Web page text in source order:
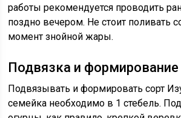
работы рекомендуется проводить
поздно вечером. Не стоит поливать
момент знойной жары.
Подвязка и формирование
Подвязывать и формировать сорт
семейка необходимо в 1 стебель.